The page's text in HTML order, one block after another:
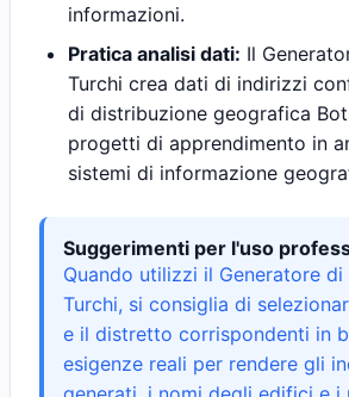
informazioni.
Pratica analisi dati: Il
Turchi crea dati di indirizzi
di distribuzione geografica
progetti di apprendimento in
sistemi di informazione
Suggerimenti per l'uso
Quando utilizzi il Generatore di
Turchi, si consiglia di
e il distretto corrispondenti in
esigenze reali per rendere gli